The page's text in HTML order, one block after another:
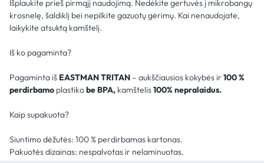
Išplaukite prieš pirmąjį naudojimą. Nedėkite gertuvės į mikrobangų
krosnelę, šaldiklį bei nepilkite gazuotų gėrimų. Kai nenaudojate,
laikykite atsuktą kamštelį.
Iš ko pagaminta?
Pagaminta iš EASTMAN TRITAN – aukščiausios kokybės ir100 %
perdirbamo plastikobe BPA, kamštelis100% nepralaidus.
Kaip supakuota?
Siuntimo dėžutės: 100 % perdirbamas kartonas.
Pakuotės dizainas: nespalvotas ir nelaminuotas.